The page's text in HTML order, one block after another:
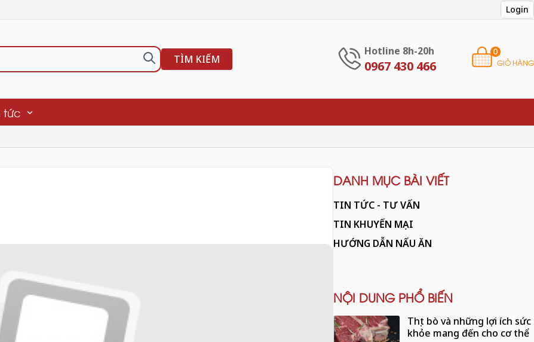
Login
TÌM KIẾM
Hotline 8h-20h
0967 430 466 GIỎ HÀNG
0
tức
DANH MỤC BÀI VIẾT
TIN TỨC - TƯ VẤN
TIN KHUYẾN MẠI
HƯỚNG DẪN NẤU ĂN
NỘI DUNG PHỔ BIẾN
Thịt bò và những lợi ích sức
khỏe mang đến cho cơ thể